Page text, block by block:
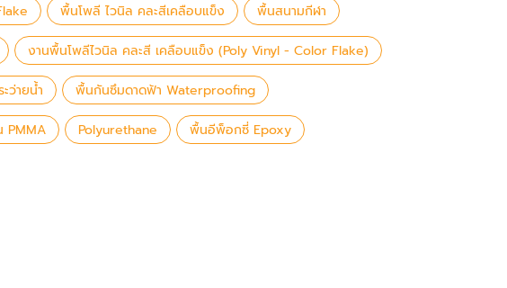
พื้นโพลี ไวนิล คละสีเคลือบแข็ง พื้นสนามกีฬา
งานพื้นโพลีไวนิล คละสี เคลือบแข็ง (Poly Vinyl - Color Flake)
ว่ายน้ำ พื้นกันซึมดาดฟ้า Waterproofing
PMMA Polyurethane พื้นอีพ็อกซี่ Epoxy